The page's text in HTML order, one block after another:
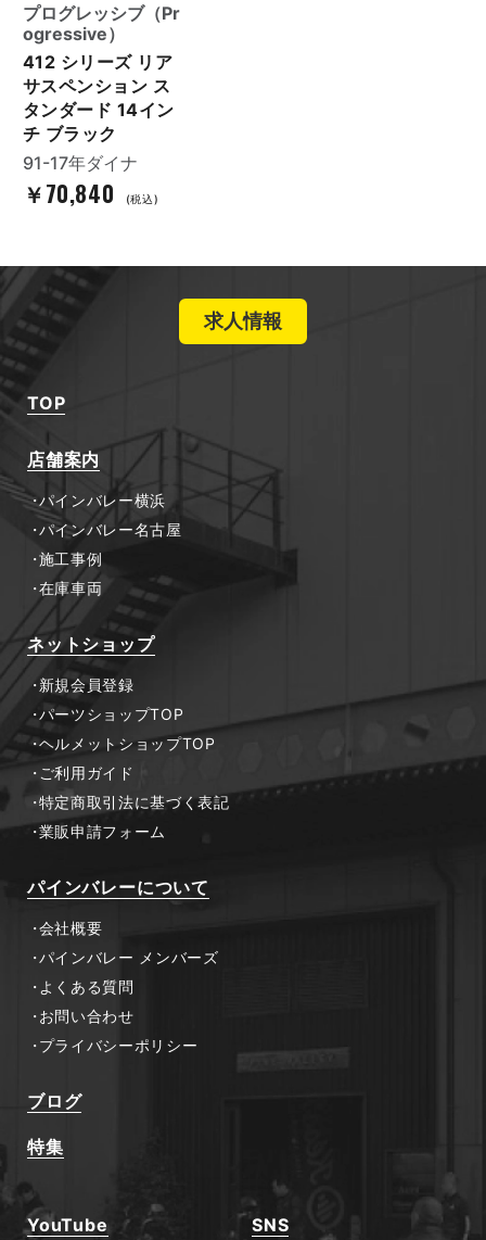
プログレッシブ（Pr
ogressive）
412 シリーズ リア
サスペンション ス
タンダード 14イン
チ ブラック
91-17年ダイナ
￥70,840 (税込)
求人情報
TOP
店舗案内
パインバレー横浜
パインバレー名古屋
施工事例
在庫車両
ネットショップ
新規会員登録
パーツショップTOP
ヘルメットショップTOP
ご利用ガイド
特定商取引法に基づく表記
業販申請フォーム
パインバレーについて
会社概要
パインバレー メンバーズ
よくある質問
お問い合わせ
プライバシーポリシー
ブログ
特集
YouTube SNS